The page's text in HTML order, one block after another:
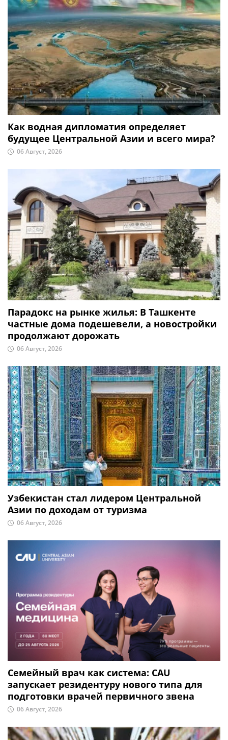
Как водная дипломатия определяет
будущее Центральной Азии и всего мира?
06 Август, 2026
Парадокс на рынке жилья: В Ташкенте
частные дома подешевели, а новостройки
продолжают дорожать
06 Август, 2026
Узбекистан стал лидером Центральной
Азии по доходам от туризма
06 Август, 2026
Семейный врач как система: CAU
запускает резидентуру нового типа для
подготовки врачей первичного звена
06 Август, 2026